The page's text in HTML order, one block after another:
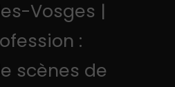
Vosges |
:
scènes de